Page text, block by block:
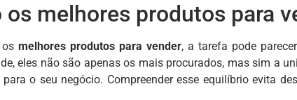
os melhores produtos para
melhores produtos para vender, a tarefa pode
eles não são apenas os mais procurados, mas sim a
o seu negócio. Compreender esse equilíbrio evita